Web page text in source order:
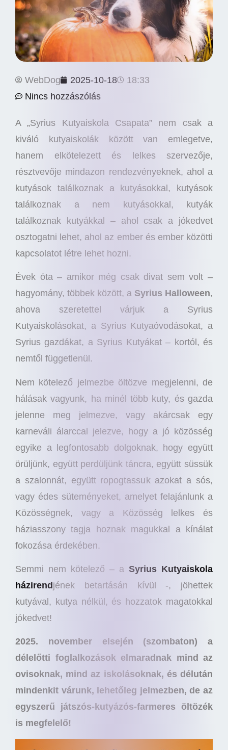
WebDog 2025-10-18
18:33
Nincs hozzászólás
A „Syrius Kutyaiskola Csapata” nem csak a
kiváló kutyaiskolák között van emlegetve,
hanem elkötelezett és lelkes szervezője,
résztvevője mindazon rendezvényeknek, ahol a
kutyások találkoznak a kutyásokkal, kutyások
találkoznak a nem kutyásokkal, kutyák
találkoznak kutyákkal – ahol csak a jókedvet
osztogatni lehet, ahol az ember és ember közötti
kapcsolatot létre lehet hozni.
Évek óta – amikor még csak divat sem volt –
hagyomány, többek között, a Syrius Halloween,
ahova szeretettel várjuk a Syrius
Kutyaiskolásokat, a Syrius Kutyaóvodásokat, a
Syrius gazdákat, a Syrius Kutyákat – kortól, és
nemtől függetlenül.
Nem kötelező jelmezbe öltözve megjelenni, de
hálásak vagyunk, ha minél több kuty, és gazda
jelenne meg jelmezve, vagy akárcsak egy
karneváli álarccal jelezve, hogy a jó közösség
egyike a legfontosabb dolgoknak, hogy együtt
örüljünk, együtt perdüljünk táncra, együtt süssük
a szalonnát, együtt ropogtassuk azokat a sós,
vagy édes süteményeket, amelyet felajánlunk a
Közösségnek, vagy a Közösség lelkes és
háziasszony tagja hoznak magukkal a kínálat
fokozása érdekében.
Semmi nem kötelező – a Syrius Kutyaiskola
házirend jének betartásán kívül -, jöhettek
kutyával, kutya nélkül, és hozzatok magatokkal
jókedvet!
2025. november elsején (szombaton) a
délelőtti foglalkozások elmaradnak mind az
ovisoknak, mind az iskolásoknak, és délután
mindenkit várunk, lehetőleg jelmezben, de az
egyszerű játszós-kutyázós-farmeres öltözék
is megfelelő!